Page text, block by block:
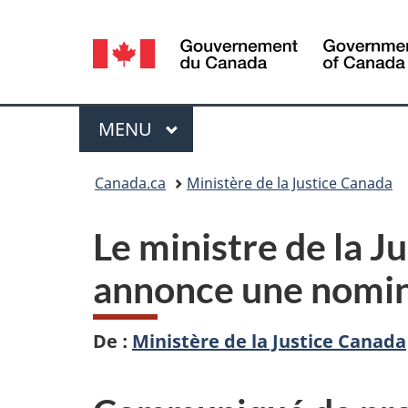
Sélection
de
la
langue
Menu
MENU PRINCIPAL
Canada.ca Ministère de la Justice Canada
Le ministre de la
annonce une
De : Ministère de la Justice Canada